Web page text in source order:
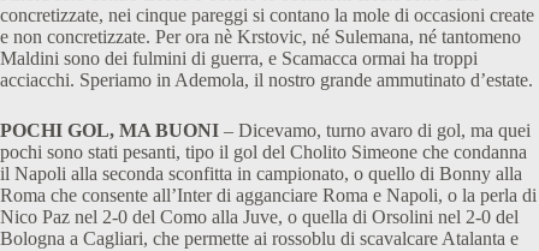
concretizzate, nei cinque pareggi si contano la mole di occasioni create
e non concretizzate. Per ora nè Krstovic, né Sulemana, né tantomeno
Maldini sono dei fulmini di guerra, e Scamacca ormai ha troppi
acciacchi. Speriamo in Ademola, il nostro grande ammutinato d’estate.
POCHI GOL, MA BUONI – Dicevamo, turno avaro di gol, ma quei
pochi sono stati pesanti, tipo il gol del Cholito Simeone che condanna
il Napoli alla seconda sconfitta in campionato, o quello di Bonny alla
Roma che consente all’Inter di agganciare Roma e Napoli, o la perla di
Nico Paz nel 2-0 del Como alla Juve, o quella di Orsolini nel 2-0 del
Bologna a Cagliari, che permette ai rossoblu di scavalcare Atalanta e